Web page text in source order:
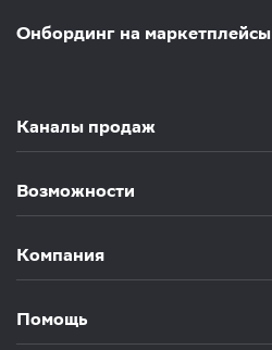
Онбординг на маркетплейсы
Каналы продаж
Возможности
Компания
Помощь